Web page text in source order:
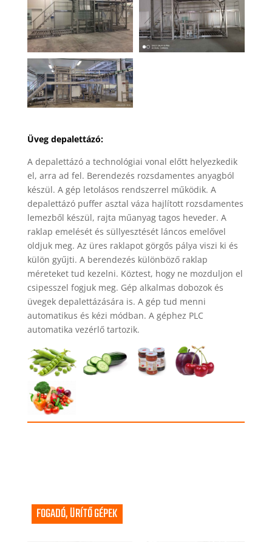
Üveg depalettázó:
A depalettázó a technológiai vonal előtt helyezkedik
el, arra ad fel. Berendezés rozsdamentes anyagból
készül. A gép letolásos rendszerrel működik. A
depalettázó puffer asztal váza hajlított rozsdamentes
lemezből készül, rajta műanyag tagos heveder. A
raklap emelését és süllyesztését láncos emelővel
oldjuk meg. Az üres raklapot görgős pálya viszi ki és
külön gyűjti. A berendezés különböző raklap
méreteket tud kezelni. Köztest, hogy ne mozduljon el
csipesszel fogjuk meg. Gép alkalmas dobozok és
üvegek depalettázására is. A gép tud menni
automatikus és kézi módban. A géphez PLC
automatika vezérlő tartozik.
FOGADÓ, ÜRÍTŐ GÉPEK